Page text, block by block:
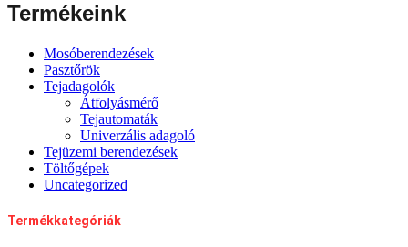
Termékeink
Mosóberendezések
Pasztőrök
Tejadagolók
Átfolyásmérő
Tejautomaták
Univerzális adagoló
Tejüzemi berendezések
Töltőgépek
Uncategorized
Termékkategóriák